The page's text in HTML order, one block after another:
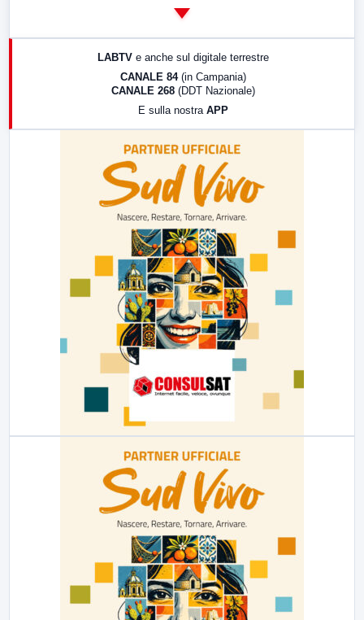
17:00 LabNews (replica)
LABTV e anche sul digitale terrestre
CANALE 84 (in Campania)
CANALE 268 (DDT Nazionale)
E sulla nostra APP